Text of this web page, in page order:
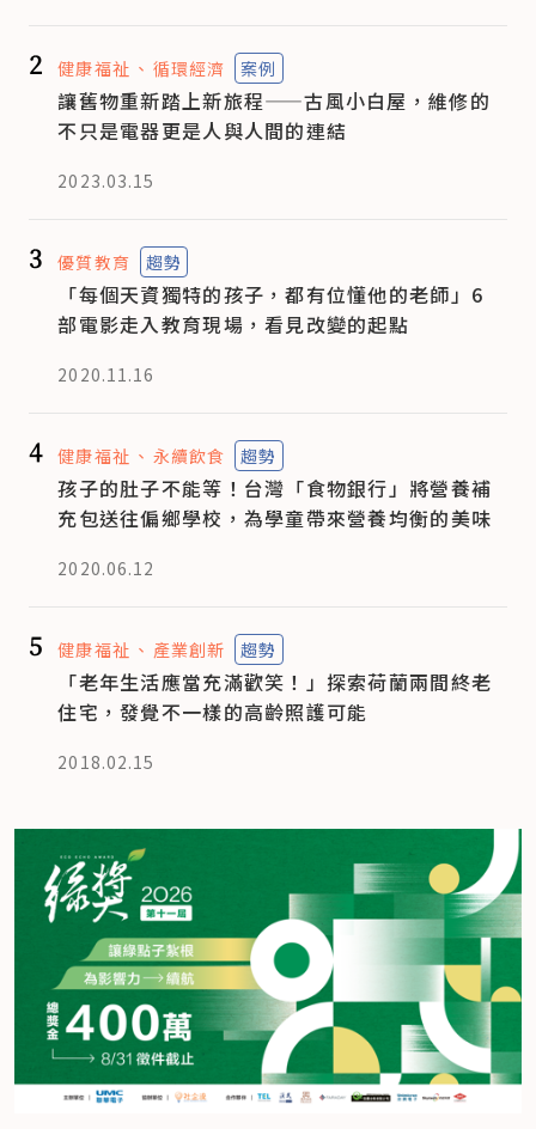
2 健康福祉 循環經濟 案例
讓舊物重新踏上新旅程——古風小白屋，維修的
不只是電器更是人與人間的連結
2023.03.15
3 優質教育 趨勢
「每個天資獨特的孩子，都有位懂他的老師」6
部電影走入教育現場，看見改變的起點
2020.11.16
4 健康福祉 永續飲食 趨勢
孩子的肚子不能等！台灣「食物銀行」將營養補
充包送往偏鄉學校，為學童帶來營養均衡的美味
2020.06.12
5 健康福祉 產業創新 趨勢
「老年生活應當充滿歡笑！」探索荷蘭兩間終老
住宅，發覺不一樣的高齡照護可能
2018.02.15